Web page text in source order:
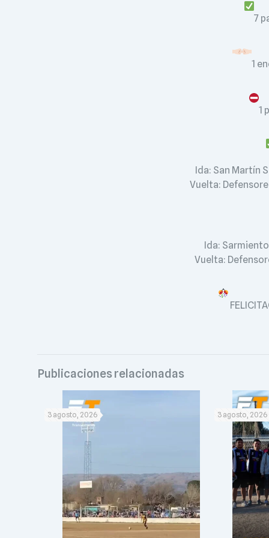
7
1
1
Ida: San Martín
Vuelta:
Ida:
Vuelta:
Publicaciones relacionadas
3 agosto, 2026 3 agosto, 2026